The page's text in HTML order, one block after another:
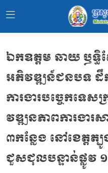
ឯកឧត្តម ឆាយ ឫទ្ធិ
អភិវឌ្ឍន៍ជនបទ ដឹ
ការងារបច្ចេកទេ
វឌ្ឍនភាពការងារ
៣កន្លែង នៅខេត្តត្
ជួសជុលបន្ទាន់ផ្លូវ ១